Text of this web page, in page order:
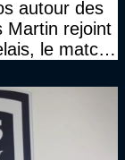
autour des
Martin rejoint
le match